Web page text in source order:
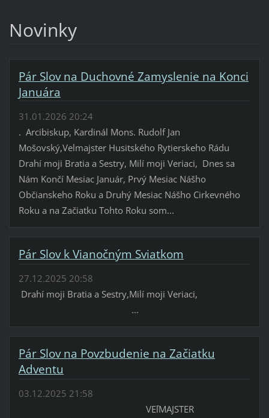
Novinky
Pár Slov na Duchovné Zamyslenie na Konci
Januára
31.01.2026 20:24
. Arcibiskup, Kardinál Mons. Rudolf Jan
Mošovský,Velmajster Husitského Rytierskeho Rádu
Drahí moji Bratia a Sestry, Milí moji Veriaci, Dnes sa
Nám Končí Mesiac Január, Prvý Mesiac Nášho
Občianskeho Roku a Druhý Mesiac Nášho Cirkevného
Roku a na Začiatku Tohto Roku som...
Pár Slov k Vianočným Sviatkom
27.12.2025 20:58
Drahí moji Bratia a Sestry,Milí moji Veriaci,
...
Pár Slov na Povzbudenie na Začiatku
Adventu
03.12.2025 21:58
VEľMAJSTER